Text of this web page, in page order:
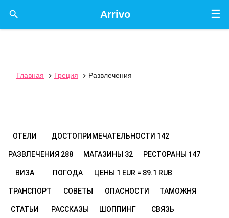
☰
Arrivo

Главная  Греция  Развлечения
ОТЕЛИ ДОСТОПРИМЕЧАТЕЛЬНОСТИ 142
РАЗВЛЕЧЕНИЯ 288 МАГАЗИНЫ 32 РЕСТОРАНЫ 147
ВИЗА ПОГОДА ЦЕНЫ 1 EUR = 89.1 RUB
ТРАНСПОРТ СОВЕТЫ ОПАСНОСТИ ТАМОЖНЯ
СТАТЬИ РАССКАЗЫ ШОППИНГ СВЯЗЬ